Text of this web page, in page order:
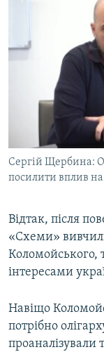
Сергій Щербина:
посилити вплив
​Відтак, після
«Схеми»
Коломойського,
інтересами
Навіщо
потрібно